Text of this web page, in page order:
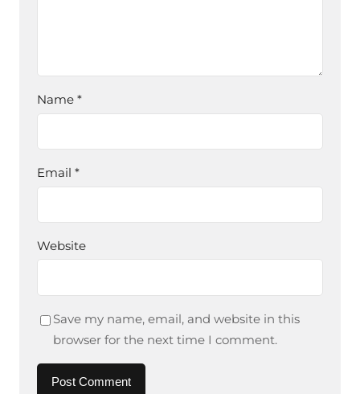
Name *
Email *
Website
Save my name, email, and website in this
browser for the next time I comment.